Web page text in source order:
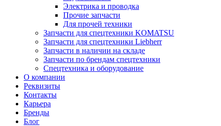
Электрика и проводка
Прочие запчасти
Для прочей техники
Запчасти для спецтехники KOMATSU
Запчасти для спецтехники Liebherr
Запчасти в наличии на складе
Запчасти по брендам спецтехники
Спецтехника и оборудование
О компании
Реквизиты
Контакты
Карьера
Бренды
Блог